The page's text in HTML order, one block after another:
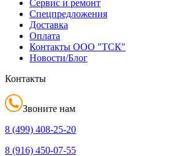
Сервис и ремонт
Спецпредложения
Доставка
Оплата
Контакты ООО "ТСК"
Новости/Блог
Контакты
Звоните нам
8 (499) 408-25-20
8 (916) 450-07-55